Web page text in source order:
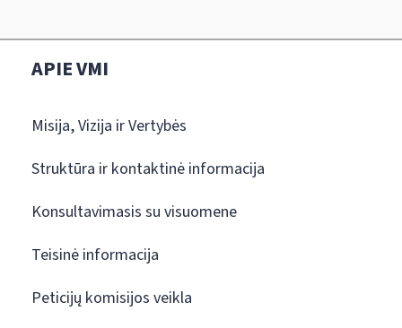
APIE VMI
Misija, Vizija ir Vertybės
Struktūra ir kontaktinė informacija
Konsultavimasis su visuomene
Teisinė informacija
Peticijų komisijos veikla